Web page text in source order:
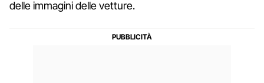
delle immagini delle vetture.